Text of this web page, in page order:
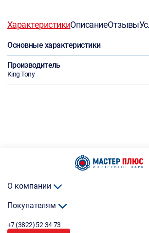
ХарактеристикиОписаниеОтзывы
Основные характеристики
Производитель
King Tony
О компании
Покупателям
+7 (3822) 52-34-73